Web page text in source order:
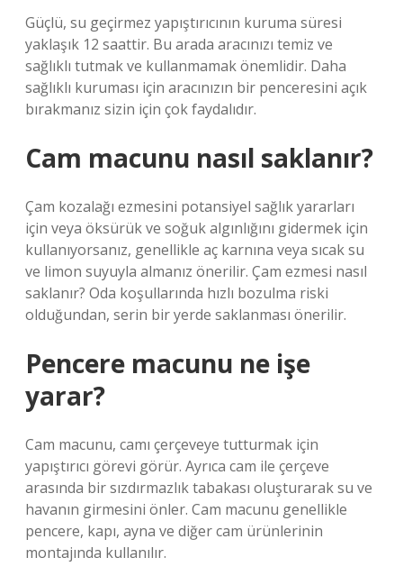
Güçlü, su geçirmez yapıştırıcının kuruma süresi
yaklaşık 12 saattir. Bu arada aracınızı temiz ve
sağlıklı tutmak ve kullanmamak önemlidir. Daha
sağlıklı kuruması için aracınızın bir penceresini açık
bırakmanız sizin için çok faydalıdır.
Cam macunu nasıl saklanır?
Çam kozalağı ezmesini potansiyel sağlık yararları
için veya öksürük ve soğuk algınlığını gidermek için
kullanıyorsanız, genellikle aç karnına veya sıcak su
ve limon suyuyla almanız önerilir. Çam ezmesi nasıl
saklanır? Oda koşullarında hızlı bozulma riski
olduğundan, serin bir yerde saklanması önerilir.
Pencere macunu ne işe
yarar?
Cam macunu, camı çerçeveye tutturmak için
yapıştırıcı görevi görür. Ayrıca cam ile çerçeve
arasında bir sızdırmazlık tabakası oluşturarak su ve
havanın girmesini önler. Cam macunu genellikle
pencere, kapı, ayna ve diğer cam ürünlerinin
montajında ​​kullanılır.